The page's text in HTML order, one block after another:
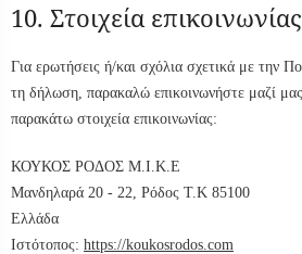
10. Στοιχεία επικοινωνίας
Για ερωτήσεις ή/και σχόλια σχετικά με την
τη δήλωση, παρακαλώ επικοινωνήστε μαζί
παρακάτω στοιχεία επικοινωνίας:
ΚΟΥΚΟΣ ΡΟΔΟΣ Μ.Ι.Κ.Ε
Μανδηλαρά 20 - 22, Ρόδος Τ.Κ 85100
Ελλάδα
Ιστότοπος: https://koukosrodos.com